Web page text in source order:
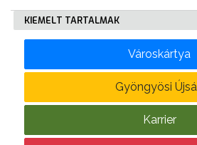
A
KÉPVISELŐ-
KIEMELT TARTALMAK
Városkártya
Gyöngyösi
Karrier